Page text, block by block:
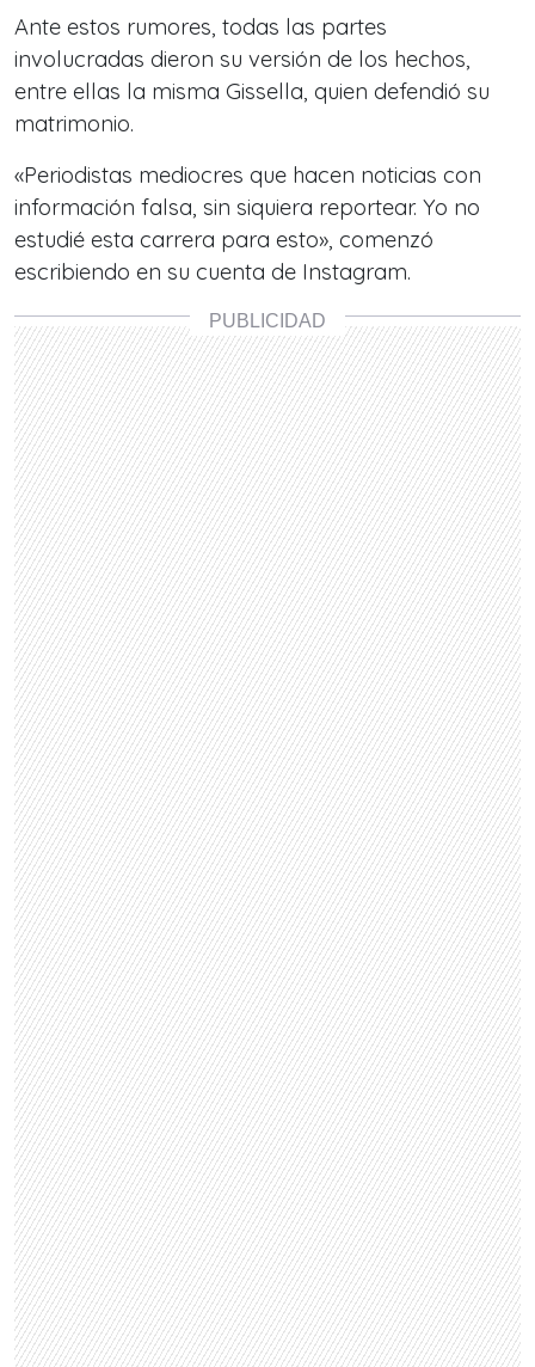
Ante estos rumores, todas las partes
involucradas dieron su versión de los hechos,
entre ellas la misma Gissella, quien defendió su
matrimonio.
«Periodistas mediocres que hacen noticias con
información falsa, sin siquiera reportear. Yo no
estudié esta carrera para esto», comenzó
escribiendo en su cuenta de Instagram.